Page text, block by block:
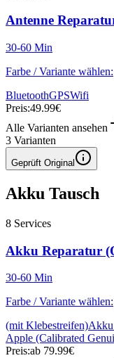
Antenne
30-60 Min
Farbe / Variante wählen:
BluetoothGPSWifi
Preis:49.99€
Alle Varianten ansehen
3 Varianten
Geprüft Original
Akku Tausch
8 Services
Akku Reparatur
30-60 Min
Farbe / Variante wählen:
(mit Klebestreifen)Akku
Apple (Calibrated
Preis:ab 79.99€